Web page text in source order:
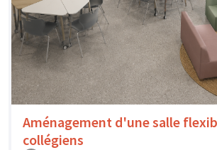
Aménagement d'une salle
collégiens